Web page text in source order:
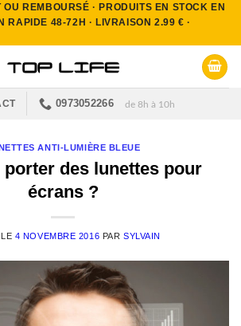
REMBOURSÉ · PRODUITS EN STOCK EN
RAPIDE 48-72H · LIVRAISON 2.99 € ·
0973052266 de 8h à 10h
ANTI-LUMIÈRE BLEUE
des lunettes pour
écrans ?
4 NOVEMBRE 2016 PAR SYLVAIN